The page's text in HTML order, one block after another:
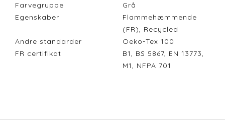
Farvegruppe
Grå
Egenskaber
Flammehæmmende
(FR), Recycled
Andre standarder
Oeko-Tex 100
FR certifikat
B1, BS 5867, EN 13773,
M1, NFPA 701